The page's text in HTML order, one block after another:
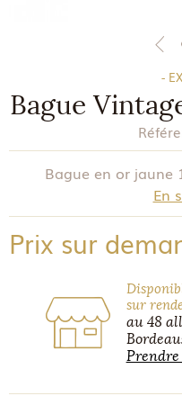
-
Bague
Bague en or jaune
En
Prix sur
sur
au 48